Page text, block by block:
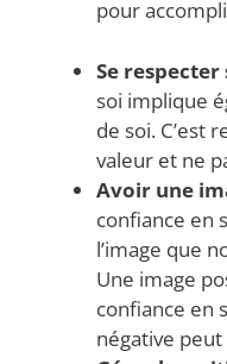
pour
Se
soi implique
de soi. C’est
valeur et ne
Avoir une
confiance en
l’image que
Une image
confiance en
négative peut